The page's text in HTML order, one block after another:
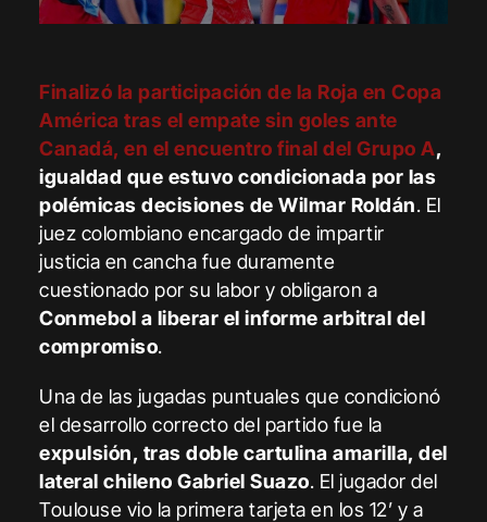
Finalizó la participación de la Roja en Copa
América tras el empate sin goles ante
Canadá, en el encuentro final del Grupo A,
igualdad que estuvo condicionada por las
polémicas decisiones de Wilmar Roldán. El
juez colombiano encargado de impartir
justicia en cancha fue duramente
cuestionado por su labor y obligaron a
Conmebol a liberar el informe arbitral del
compromiso.
Una de las jugadas puntuales que condicionó
el desarrollo correcto del partido fue la
expulsión, tras doble cartulina amarilla, del
lateral chileno Gabriel Suazo. El jugador del
Toulouse vio la primera tarjeta en los 12’ y a